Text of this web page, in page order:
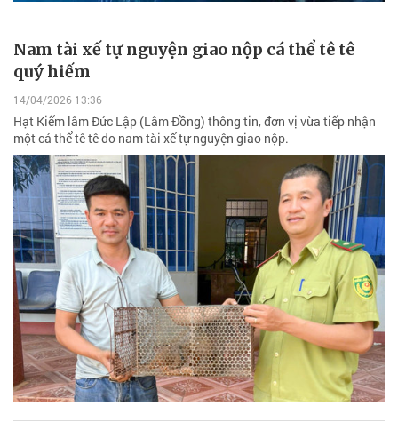
Nam tài xế tự nguyện giao nộp cá thể tê tê
quý hiếm
14/04/2026 13:36
Hạt Kiểm lâm Đức Lập (Lâm Đồng) thông tin, đơn vị vừa tiếp nhận
một cá thể tê tê do nam tài xế tự nguyện giao nộp.